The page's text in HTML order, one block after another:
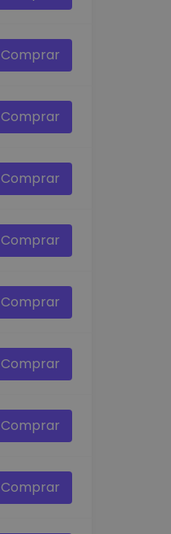
Comprar
Comprar
Comprar
Comprar
Comprar
Comprar
Comprar
Comprar